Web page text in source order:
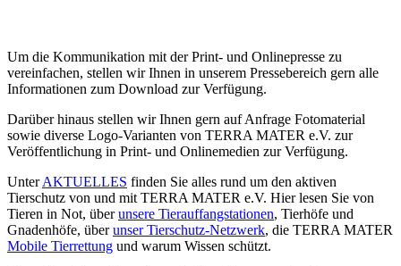
Um die Kommunikation mit der Print- und Onlinepresse zu
vereinfachen, stellen wir Ihnen in unserem Pressebereich gern alle
Informationen zum Download zur Verfügung.
Darüber hinaus stellen wir Ihnen gern auf Anfrage Fotomaterial
sowie diverse Logo-Varianten von TERRA MATER e.V. zur
Veröffentlichung in Print- und Onlinemedien zur Verfügung.
UnterAKTUELLES finden Sie alles rund um den aktiven
Tierschutz von und mit TERRA MATER e.V. Hier lesen Sie von
Tieren in Not, überunsere Tierauffangstationen, Tierhöfe und
Gnadenhöfe, überunser Tierschutz-Netzwerk, die TERRA MATER
Mobile Tierrettung und warum Wissen schützt.